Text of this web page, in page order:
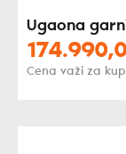
Ugaona
174.990,
Cena važi za